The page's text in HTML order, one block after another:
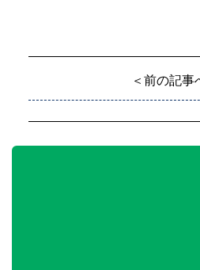
＜前の記事